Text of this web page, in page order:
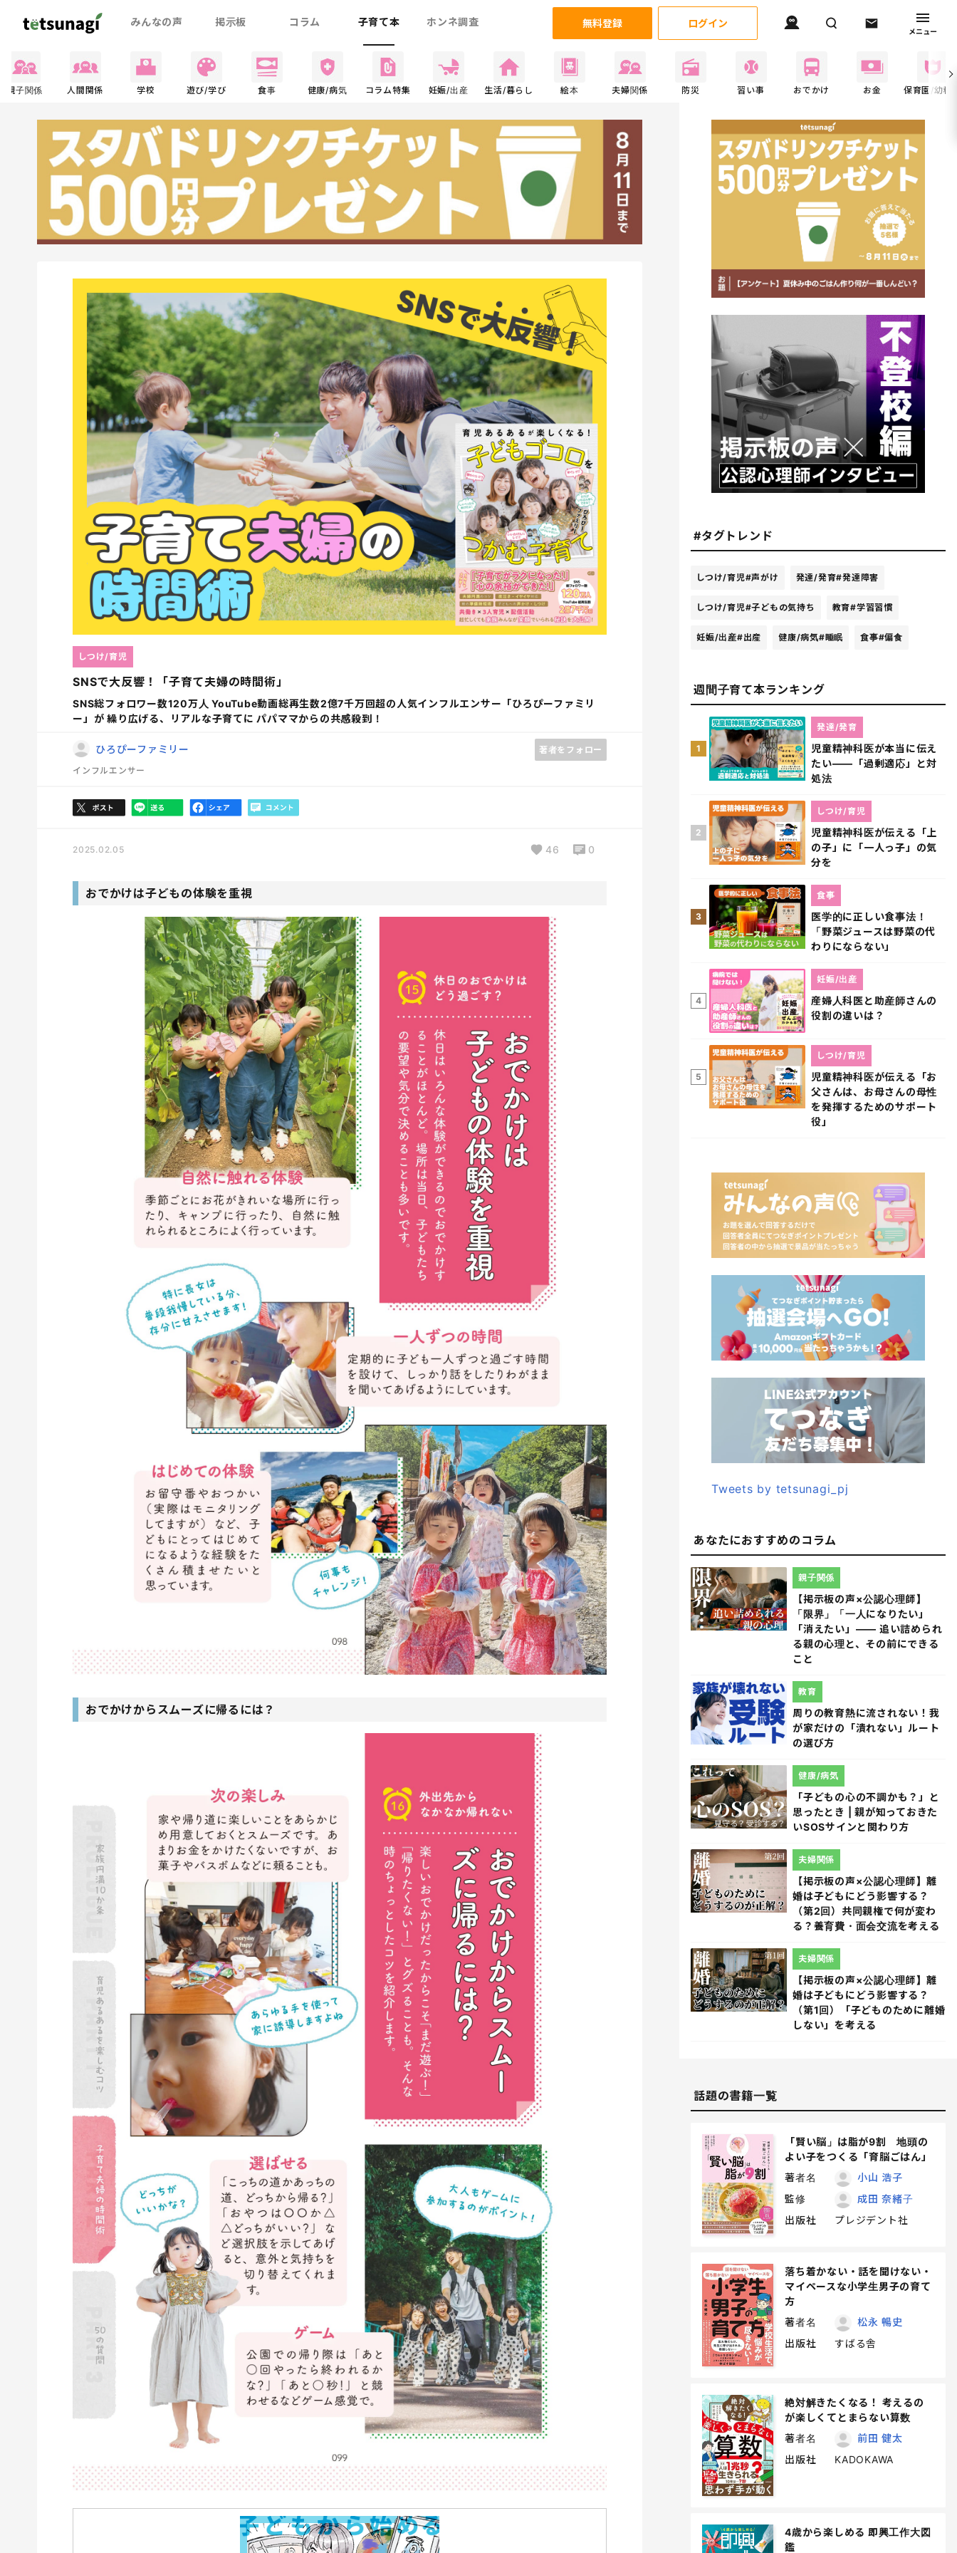
みんなの声 掲示板 コラム 子育て本 ホンネ調査 無料登録 ログイン
メニュー
親子関係 人間関係 学校 遊び/学び 食事 健康/病気 コラム特集 妊娠/出産 生活/暮らし 絵本 夫婦関係 防災 習い事 おでかけ お金 保育園/幼稚
SNSで大反響！「子育て夫婦の時間術」
SNS総フォロワー数120万人 YouTube動画総再生数2億7千万回超の人気インフルエンサー「ひろぴーファミリ
ー」が 繰り広げる、リアルな子育てに パパママからの共感殺到！
しつけ/育児
ひろぴーファミリー
著者をフォロー
インフルエンサー
2025.02.05 46 0
おでかけは子どもの体験を重視
おでかけからスムーズに帰るには？
#タグトレンド
しつけ/育児#声がけ 発達/発育#発達障害
しつけ/育児#子どもの気持ち 教育#学習習慣
妊娠/出産#出産 健康/病気#睡眠 食事#偏食
週間子育て本ランキング
1
児童精神科医が本当に伝え
たい――「過剰適応」と対
処法
発達/発育
2
児童精神科医が伝える「上
の子」に「一人っ子」の気
分を
しつけ/育児
3
医学的に正しい食事法！
「野菜ジュースは野菜の代
わりにならない」
食事
4
産婦人科医と助産師さんの
役割の違いは？
妊娠/出産
5
児童精神科医が伝える「お
父さんは、お母さんの母性
を発揮するためのサポート
役」
しつけ/育児
Tweets by tetsunagi_pj
あなたにおすすめのコラム
【掲示板の声×公認心理師】
「限界」「一人になりたい」
「消えたい」―― 追い詰められ
る親の心理と、その前にできる
こと
親子関係
周りの教育熱に流されない！我
が家だけの「潰れない」ルート
の選び方
教育
「子どもの心の不調かも？」と
思ったとき | 親が知っておきた
いSOSサインと関わり方
健康/病気
【掲示板の声×公認心理師】離
婚は子どもにどう影響する？
（第2回）共同親権で何が変わ
る？養育費・面会交流を考える
夫婦関係
【掲示板の声×公認心理師】離
婚は子どもにどう影響する？
（第1回）「子どものために離婚
しない」を考える
夫婦関係
話題の書籍一覧
「賢い脳」は脂が9割 地頭の
よい子をつくる「育脳ごはん」
著者名
小山 浩子
監修
成田 奈緒子
出版社
プレジデント社
落ち着かない・話を聞けない・
マイペースな小学生男子の育て
方
著者名
松永 暢史
出版社
すばる舎
絶対解きたくなる！ 考えるの
が楽しくてとまらない算数
著者名
前田 健太
出版社
KADOKAWA
4歳から楽しめる 即興工作大図
鑑